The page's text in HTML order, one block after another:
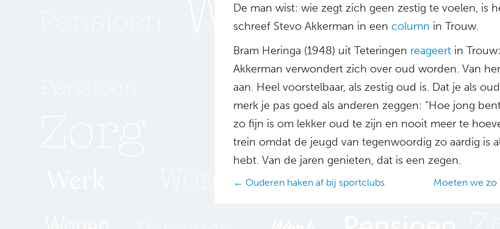
De man wist: wie zegt zich geen zestig te voelen, is
schreef Stevo Akkerman in een column in Trouw.
Bram Heringa (1948) uit Teteringen reageert in
Akkerman verwondert zich over oud worden. Van
aan. Heel voorstelbaar, als zestig oud is. Dat je als
merk je pas goed als anderen zeggen: “Hoe jong
zo fijn is om lekker oud te zijn en nooit meer te
trein omdat de jeugd van tegenwoordig zo aardig is
hebt. Van de jaren genieten, dat is een zegen.
Posts
← Ouderen haken af bij sportclubs
Moeten we